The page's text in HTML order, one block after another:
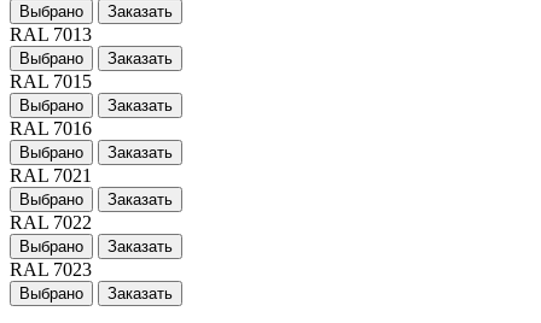
Выбрано Заказать
RAL 7013
Выбрано Заказать
RAL 7015
Выбрано Заказать
RAL 7016
Выбрано Заказать
RAL 7021
Выбрано Заказать
RAL 7022
Выбрано Заказать
RAL 7023
Выбрано Заказать